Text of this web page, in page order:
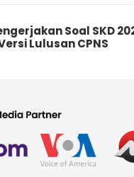
Soal SKD
Lulusan CPNS